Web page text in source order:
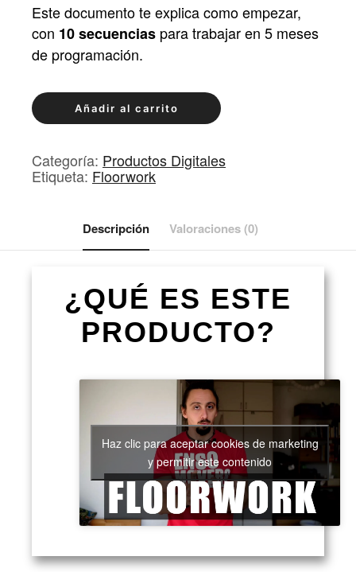
Este documento te explica como empezar,
con 10 secuencias para trabajar en 5 meses
de programación.
Iniciación
al
cantidad
Añadir al carrito
Categoría: Productos Digitales
Etiqueta: Floorwork
Descripción Valoraciones (0)
¿QUÉ ES ESTE
PRODUCTO?
Haz clic para aceptar cookies de marketing
y permitir este contenido